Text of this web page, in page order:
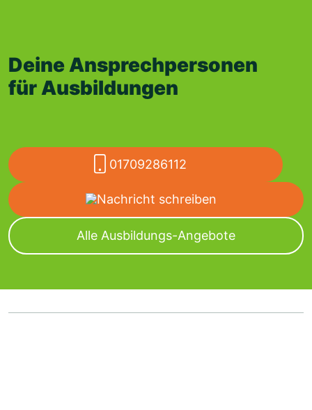
Deine Ansprechpersonen
für Ausbildungen
01709286112
Nachricht schreiben
Alle Ausbildungs-Angebote